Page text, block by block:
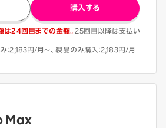
購入する
24回目までの金額。25回目以降は支払い
2,183円/月〜、製品のみ購入：2,183円/月
Max